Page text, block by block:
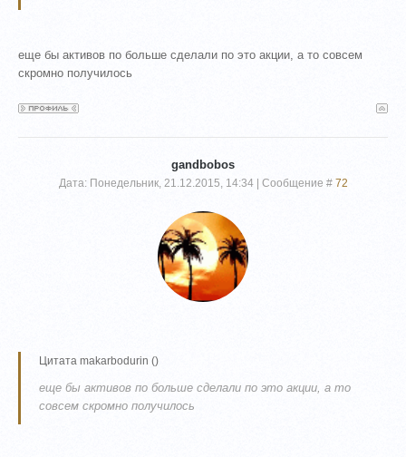
еще бы активов по больше сделали по это акции, а то совсем
скромно получилось
gandbobos
Дата: Понедельник, 21.12.2015, 14:34 | Сообщение # 72
Цитата makarbodurin ()
еще бы активов по больше сделали по это акции, а то
совсем скромно получилось